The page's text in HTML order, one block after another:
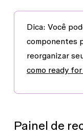
Dica: Você
componentes
reorganizar
como ready
Painel de